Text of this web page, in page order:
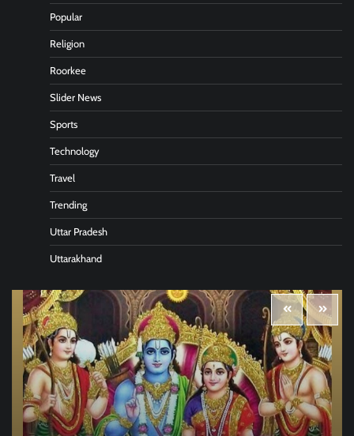
Popular
Religion
Roorkee
Slider News
Sports
Technology
Travel
Trending
Uttar Pradesh
Uttarakhand